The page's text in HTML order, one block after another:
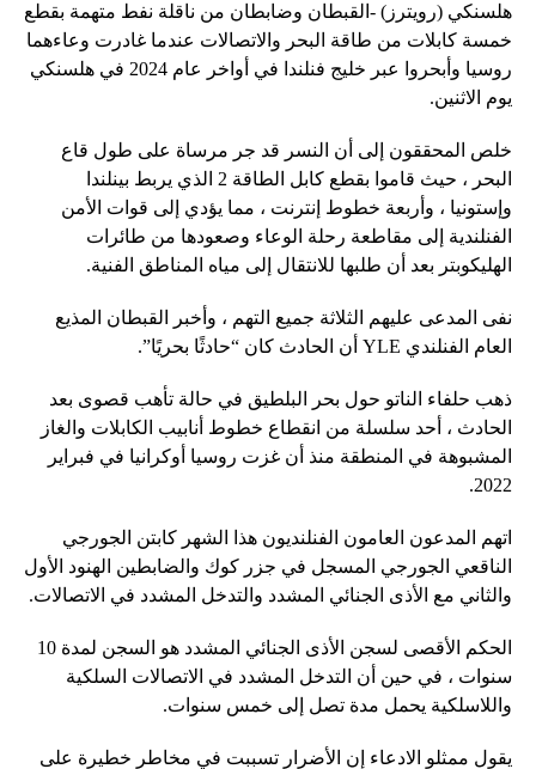
هلسنكي (رويترز) -القبطان وضابطان من ناقلة نفط متهمة بقطع
خمسة كابلات من طاقة البحر والاتصالات عندما غادرت وعاءهما
روسيا وأبحروا عبر خليج فنلندا في أواخر عام 2024 في هلسنكي
يوم الاثنين.
خلص المحققون إلى أن النسر قد جر مرساة على طول قاع
البحر ، حيث قاموا بقطع كابل الطاقة 2 الذي يربط بينلندا
وإستونيا ، وأربعة خطوط إنترنت ، مما يؤدي إلى قوات الأمن
الفنلندية إلى مقاطعة رحلة الوعاء وصعودها من طائرات
الهليكوبتر بعد أن طلبها للانتقال إلى مياه المناطق الفنية.
نفى المدعى عليهم الثلاثة جميع التهم ، وأخبر القبطان المذيع
العام الفنلندي YLE أن الحادث كان “حادثًا بحريًا”.
ذهب حلفاء الناتو حول بحر البلطيق في حالة تأهب قصوى بعد
الحادث ، أحد سلسلة من انقطاع خطوط أنابيب الكابلات والغاز
المشبوهة في المنطقة منذ أن غزت روسيا أوكرانيا في فبراير
2022.
اتهم المدعون العامون الفنلنديون هذا الشهر كابتن الجورجي
الناقعي الجورجي المسجل في جزر كوك والضابطين الهنود الأول
والثاني مع الأذى الجنائي المشدد والتدخل المشدد في الاتصالات.
الحكم الأقصى لسجن الأذى الجنائي المشدد هو السجن لمدة 10
سنوات ، في حين أن التدخل المشدد في الاتصالات السلكية
واللاسلكية يحمل مدة تصل إلى خمس سنوات.
يقول ممثلو الادعاء إن الأضرار تسببت في مخاطر خطيرة على